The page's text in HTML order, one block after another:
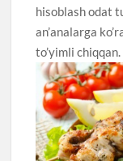
hisoblash odat
an’analarga
to’yimli chiqqan.